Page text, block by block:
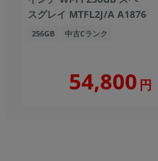
スグレイ MTFL2J/A A1876
256GB 中古Cランク
54,800 円